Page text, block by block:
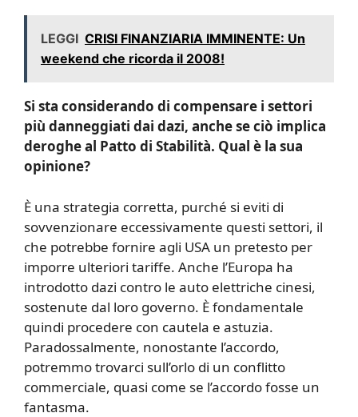
LEGGI CRISI FINANZIARIA IMMINENTE: Un
weekend che ricorda il 2008!
Si sta considerando di compensare i settori
più danneggiati dai dazi, anche se ciò implica
deroghe al Patto di Stabilità. Qual è la sua
opinione?
È una strategia corretta, purché si eviti di
sovvenzionare eccessivamente questi settori, il
che potrebbe fornire agli USA un pretesto per
imporre ulteriori tariffe. Anche l’Europa ha
introdotto dazi contro le auto elettriche cinesi,
sostenute dal loro governo. È fondamentale
quindi procedere con cautela e astuzia.
Paradossalmente, nonostante l’accordo,
potremmo trovarci sull’orlo di un conflitto
commerciale, quasi come se l’accordo fosse un
fantasma.